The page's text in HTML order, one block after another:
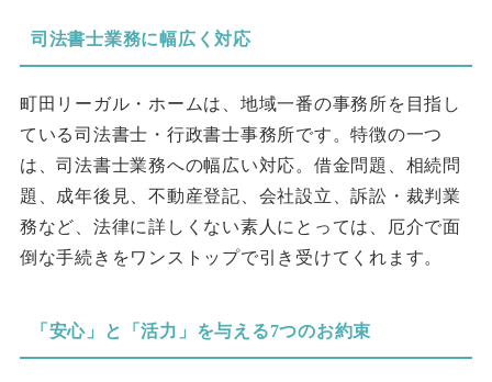
司法書士業務に幅広く対応
町田リーガル・ホームは、地域一番の事務所を目指し
ている司法書士・行政書士事務所です。特徴の一つ
は、司法書士業務への幅広い対応。借金問題、相続問
題、成年後見、不動産登記、会社設立、訴訟・裁判業
務など、法律に詳しくない素人にとっては、厄介で面
倒な手続きをワンストップで引き受けてくれます。
「安心」と「活力」を与える7つのお約束